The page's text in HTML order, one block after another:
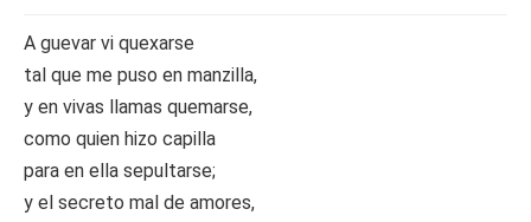
A guevar vi quexarse
tal que me puso en manzilla,
y en vivas llamas quemarse,
como quien hizo capilla
para en ella sepultarse;
y el secreto mal de amores,